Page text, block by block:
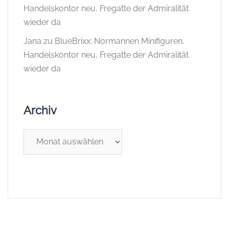
Handelskontor neu, Fregatte der Admiralität
wieder da
Jana zu BlueBrixx: Normannen Minifiguren,
Handelskontor neu, Fregatte der Admiralität
wieder da
Archiv